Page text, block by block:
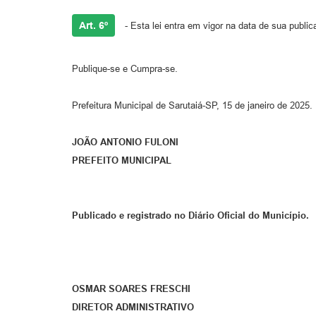
Art. 6º - Esta lei entra em vigor na data de sua
Publique-se e Cumpra-se.
Prefeitura Municipal de Sarutaiá-SP, 15 de janeiro de 2025.
JOÃO ANTONIO FULONI
PREFEITO MUNICIPAL
Publicado e registrado no Diário Oficial do Município.
OSMAR SOARES FRESCHI
DIRETOR ADMINISTRATIVO